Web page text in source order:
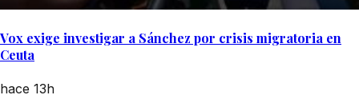
Vox exige investigar a Sánchez por crisis migratoria en
Ceuta
hace 13h